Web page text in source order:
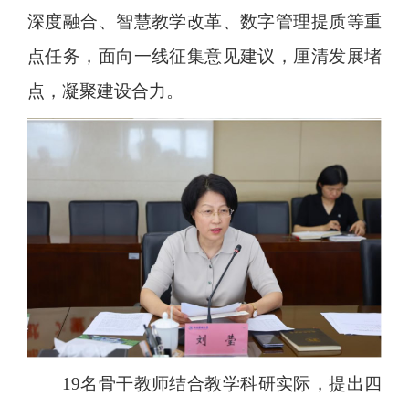
深度融合、智慧教学改革、数字管理提质等重
点任务，面向一线征集意见建议，厘清发展堵
点，凝聚建设合力。
19名骨干教师结合教学科研实际，提出四